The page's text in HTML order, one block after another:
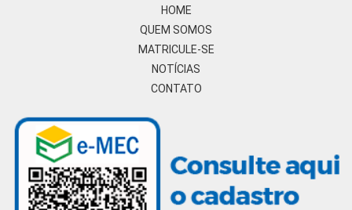
HOME
QUEM SOMOS
MATRICULE-SE
NOTÍCIAS
CONTATO